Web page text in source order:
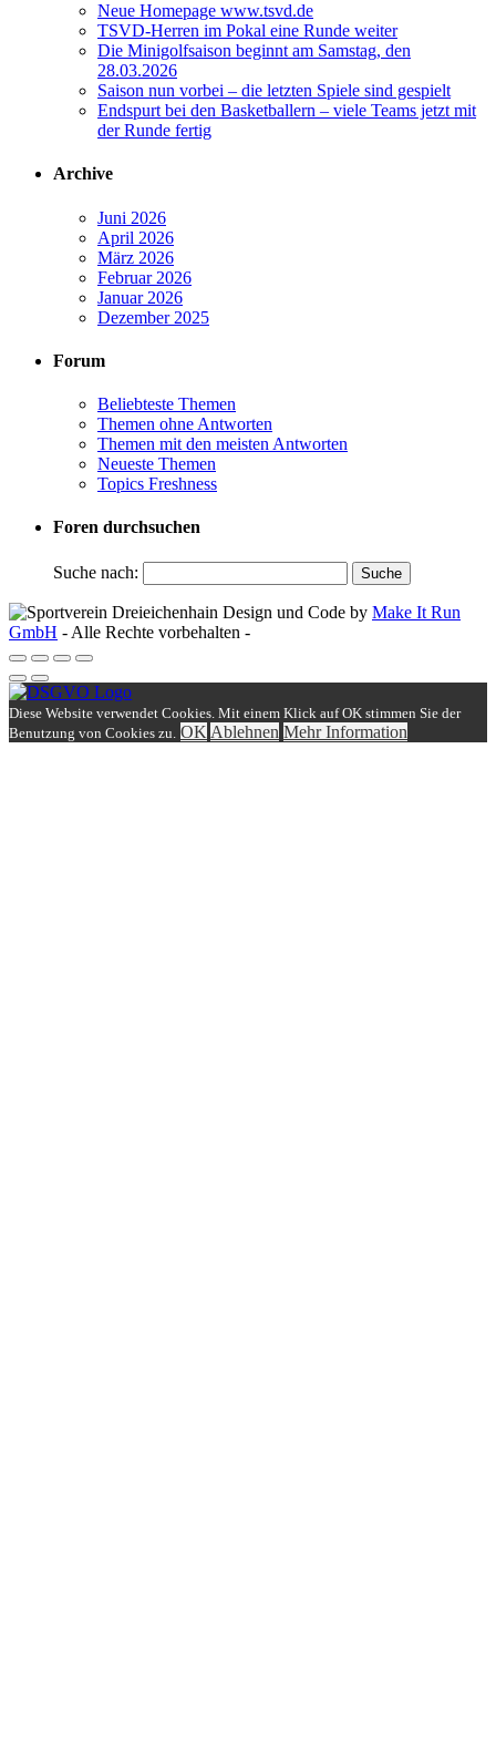
Neue Homepage www.tsvd.de
TSVD-Herren im Pokal eine Runde weiter
Die Minigolfsaison beginnt am Samstag, den
28.03.2026
Saison nun vorbei – die letzten Spiele sind gespielt
Endspurt bei den Basketballern – viele Teams jetzt mit
der Runde fertig
Archive
Juni 2026
April 2026
März 2026
Februar 2026
Januar 2026
Dezember 2025
Forum
Beliebteste Themen
Themen ohne Antworten
Themen mit den meisten Antworten
Neueste Themen
Topics Freshness
Foren durchsuchen
Suche nach:
Design und Code by Make It Run
GmbH - Alle Rechte vorbehalten -
Diese Website verwendet Cookies. Mit einem Klick auf OK stimmen Sie der
Benutzung von Cookies zu. OK Ablehnen Mehr Information